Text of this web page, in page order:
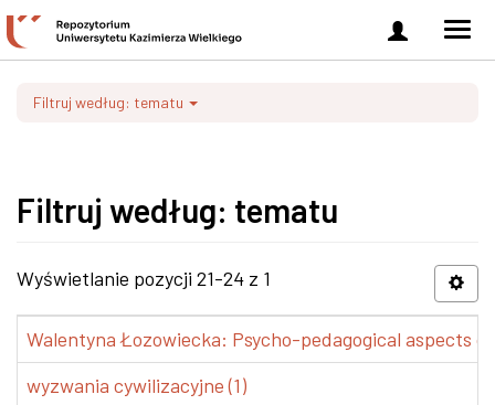
Zaloguj
się
Filtruj według: tematu
Filtruj według: tematu
Wyświetlanie pozycji 21-24 z 1
Walentyna Łozowiecka: Psycho-pedagogical aspects
wyzwania cywilizacyjne (1)